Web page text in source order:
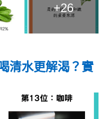
+26
清水更解渴？實